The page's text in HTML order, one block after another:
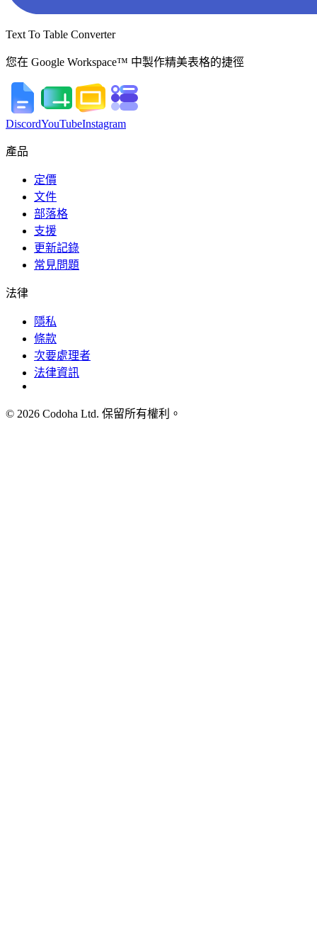
Text To Table Converter
您在 Google Workspace™ 中製作精美表格的捷徑
DiscordYouTubeInstagram
產品
定價
文件
部落格
支援
更新記錄
常見問題
法律
隱私
條款
次要處理者
法律資訊
© 2026 Codoha Ltd. 保留所有權利。